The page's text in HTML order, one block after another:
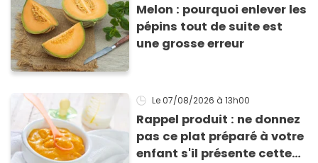
Melon : pourquoi enlever les
pépins tout de suite est
une grosse erreur
Le 07/08/2026 à 13h00
Rappel produit : ne donnez
pas ce plat préparé à votre
enfant s'il présente cette